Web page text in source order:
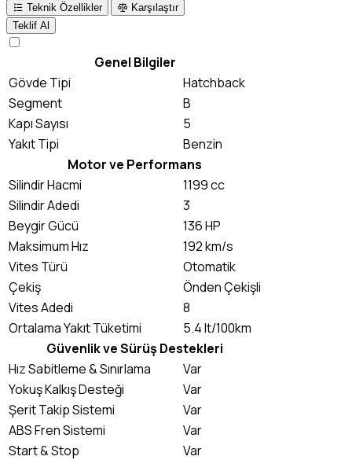
Teknik Özellikler
Karşılaştır
Teklif Al
Genel Bilgiler
Gövde Tipi
Hatchback
Segment
B
Kapı Sayısı
5
Yakıt Tipi
Benzin
Motor ve Performans
Silindir Hacmi
1199 cc
Silindir Adedi
3
Beygir Gücü
136 HP
Maksimum Hız
192 km/s
Vites Türü
Otomatik
Çekiş
Önden Çekişli
Vites Adedi
8
Ortalama Yakıt Tüketimi
5.4 lt/100km
Güvenlik ve Sürüş Destekleri
Hız Sabitleme & Sınırlama
Var
Yokuş Kalkış Desteği
Var
Şerit Takip Sistemi
Var
ABS Fren Sistemi
Var
Start & Stop
Var